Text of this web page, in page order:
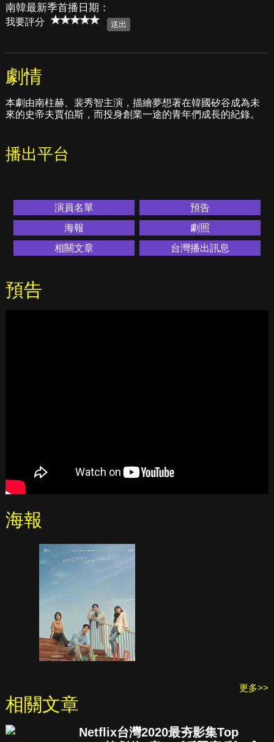
南韓最新季首播日期：
我要評分
劇情
本劇由南柱赫、裴秀智主演，描繪夢想著在韓國矽谷成為未
來的史帝夫賈伯斯，而投身創業一途的青年們成長的紀錄。
播出平台
演員名單
預告
海報
劇照
相關文章
台灣播出訊息
預告
海報
更多>>
相關文章
Netflix台灣2020最夯影集Top